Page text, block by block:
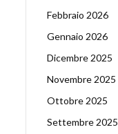
Febbraio 2026
Gennaio 2026
Dicembre 2025
Novembre 2025
Ottobre 2025
Settembre 2025